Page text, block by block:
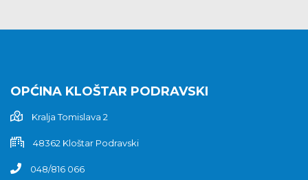
OPĆINA KLOŠTAR PODRAVSKI
Kralja Tomislava 2
48362 Kloštar Podravski
048/816 066